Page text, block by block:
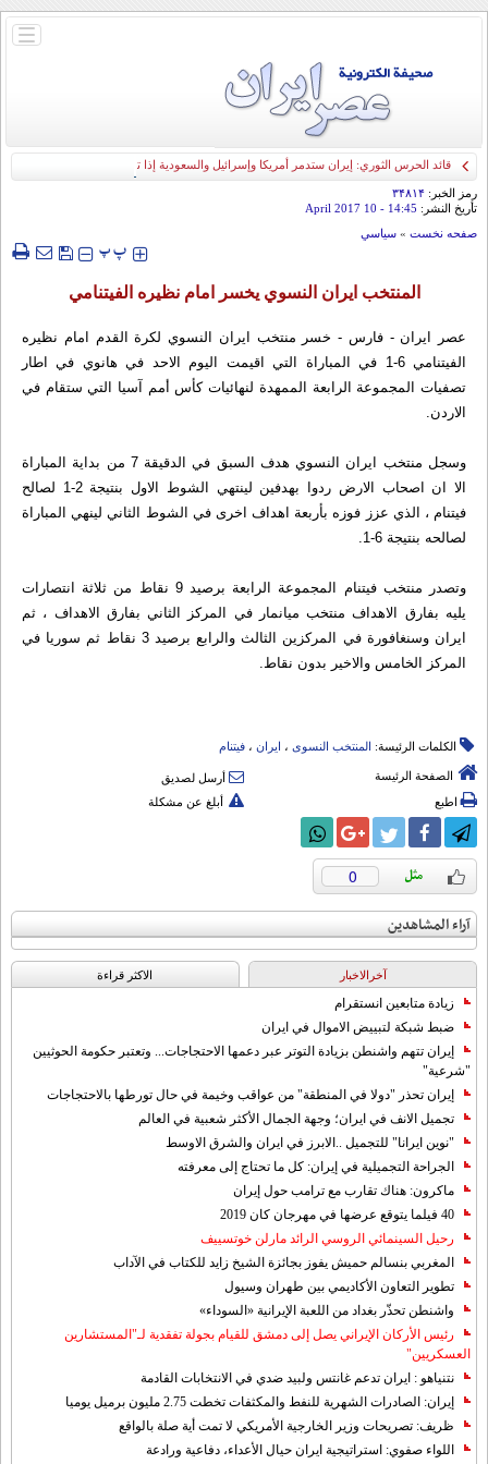
باز
قائد الحرس الثوري: إيران ستدمر أمريكا وإسرائيل والسعودية إذا تجاوزت خطوط طهران
الحمراء
رمز الخبر: ۳۴۸۱۴
تأريخ النشر: 14:45
- 10 April 2017
صفحه نخست » سياسي
‍‍‍ پپ
المنتخب ايران النسوي يخسر امام نظيره الفيتنامي
عصر ايران - فارس - خسر منتخب ايران النسوي لكرة القدم امام نظيره
الفيتنامي 6-1 في المباراة التي اقيمت اليوم الاحد في هانوي في اطار
تصفيات المجموعة الرابعة الممهدة لنهائيات كأس أمم آسيا التي ستقام في
الاردن.
وسجل منتخب ايران النسوي هدف السبق في الدقيقة 7 من بداية المباراة
الا ان اصحاب الارض ردوا بهدفين لينتهي الشوط الاول بنتيجة 2-1 لصالح
فيتنام ، الذي عزز فوزه بأربعة اهداف اخرى في الشوط الثاني لينهي المباراة
لصالحه بنتيجة 6-1.
وتصدر منتخب فيتنام المجموعة الرابعة برصيد 9 نقاط من ثلاثة انتصارات
يليه بفارق الاهداف منتخب ميانمار في المركز الثاني بفارق الاهداف ، ثم
ايران وسنغافورة في المركزين الثالث والرابع برصيد 3 نقاط ثم سوريا في
المركز الخامس والاخير بدون نقاط.
الكلمات الرئيسة: المنتخب النسوی ، ایران ، فیتنام
الصفحة الرئيسة
أرسل لصديق
اطبع
أبلغ عن مشكلة
0
آراء المشاهدين
آخرالاخبار الاکثر قراءة
زيادة متابعين انستقرام
ضبط شبكة لتبييض الاموال في ايران
إيران تتهم واشنطن بزيادة التوتر عبر دعمها الاحتجاجات... وتعتبر حكومة الحوثيين
"شرعية"
إيران تحذر "دولا في المنطقة" من عواقب وخيمة في حال تورطها بالاحتجاجات
تجميل الانف في ايران؛ وجهة الجمال الأكثر شعبية في العالم
"نوين ايرانا" للتجميل ..الابرز في ايران والشرق الاوسط
الجراحة التجميلية في إيران: كل ما تحتاج إلى معرفته
ماكرون: هناك تقارب مع ترامب حول إيران
40 فيلما يتوقع عرضها في مهرجان كان 2019
رحيل السينمائي الروسي الرائد مارلن خوتسييف
المغربي بنسالم حميش يفوز بجائزة الشيخ زايد للكتاب في الآداب
تطوير التعاون الأكاديمي بين طهران وسيول
واشنطن تحذّر بغداد من اللعبة الإيرانية «السوداء»
رئيس الأركان الإيراني يصل إلى دمشق للقيام بجولة تفقدية لـ"المستشارين
العسكريين"
نتنياهو : ايران تدعم غانتس ولبيد ضدي في الانتخابات القادمة
إيران: الصادرات الشهریة للنفط والمكثفات تخطت 2.75 مليون برميل يوميا
ظريف: تصريحات وزير الخارجية الأمريكي لا تمت أية صلة بالواقع
اللواء صفوي: استراتيجية ايران حيال الأعداء، دفاعية ورادعة